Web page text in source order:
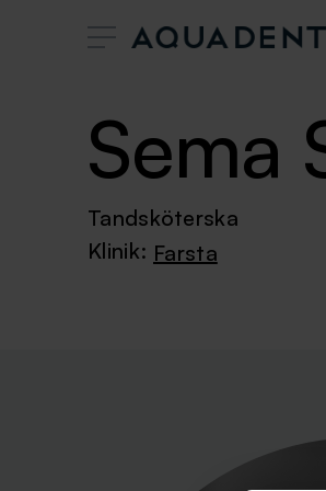
Sema
Tandsköterska
Klinik: Farsta